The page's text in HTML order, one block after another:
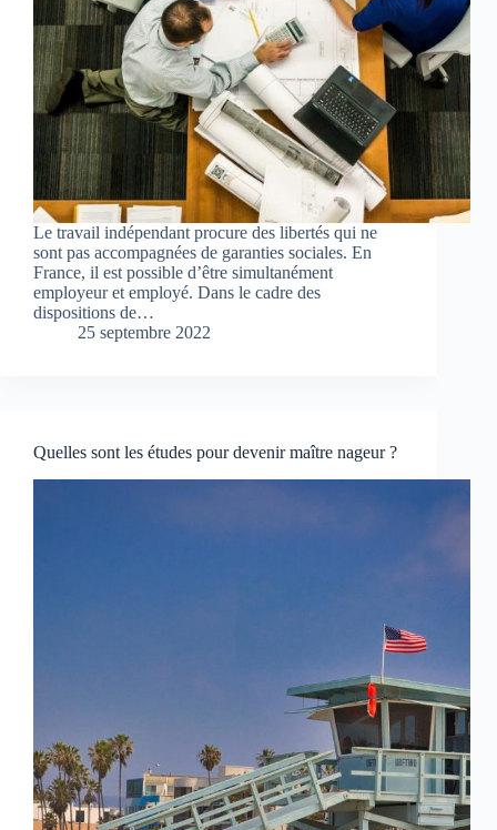
Le travail indépendant procure des libertés qui ne
sont pas accompagnées de garanties sociales. En
France, il est possible d’être simultanément
employeur et employé. Dans le cadre des
dispositions de…
25 septembre 2022
Quelles sont les études pour devenir maître nageur ?